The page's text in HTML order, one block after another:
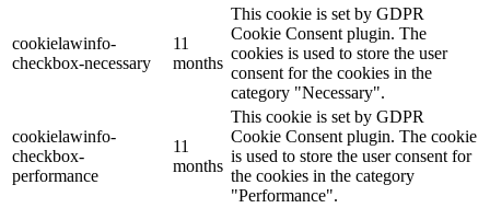
cookielawinfo-
checkbox-necessary
11
months
This cookie is set by GDPR
Cookie Consent plugin. The
cookies is used to store the user
consent for the cookies in the
category "Necessary".
cookielawinfo-
checkbox-
performance
11
months
This cookie is set by GDPR
Cookie Consent plugin. The cookie
is used to store the user consent for
the cookies in the category
"Performance".